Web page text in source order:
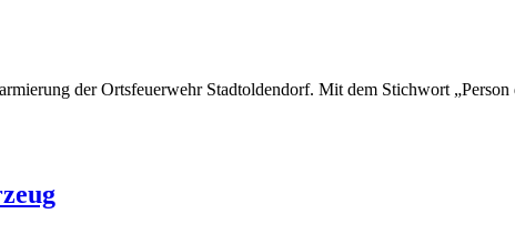
der Ortsfeuerwehr Stadtoldendorf. Mit dem Stichwort